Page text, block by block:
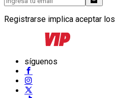
Registrarse implica aceptar los
síguenos